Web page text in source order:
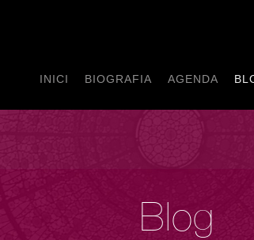
INICI BIOGRAFIA AGENDA
Blog